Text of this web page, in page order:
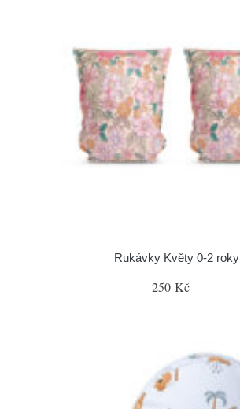
Rukávky Květy 0-2 roky
250 Kč